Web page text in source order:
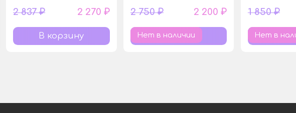
2 837 ₽ 2 270 ₽ 2 750 ₽ 2 200 ₽
Нет в наличии
1 850 ₽
Нет в